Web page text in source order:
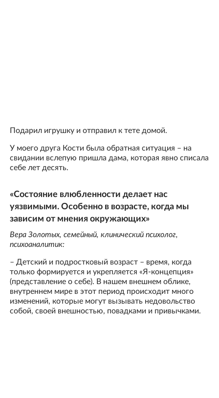
Подарил игрушку и отправил к тете домой.
У моего друга Кости была обратная ситуация – на
свидании вслепую пришла дама, которая явно списала
себе лет десять.
«Состояние влюбленности делает нас
уязвимыми. Особенно в возрасте, когда мы
зависим от мнения окружающих»
Вера Золотых, семейный, клинический психолог,
психоаналитик:
– Детский и подростковый возраст – время, когда
только формируется и укрепляется «Я-концепция»
(представление о себе). В нашем внешнем облике,
внутреннем мире в этот период происходит много
изменений, которые могут вызывать недовольство
собой, своей внешностью, повадками и привычками.